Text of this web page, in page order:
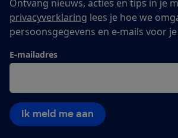
Ontvang nieuws, acties en tips in je
privacyverklaring lees je hoe we
persoonsgegevens en e-mails voor
E-mailadres
Ik meld me aan